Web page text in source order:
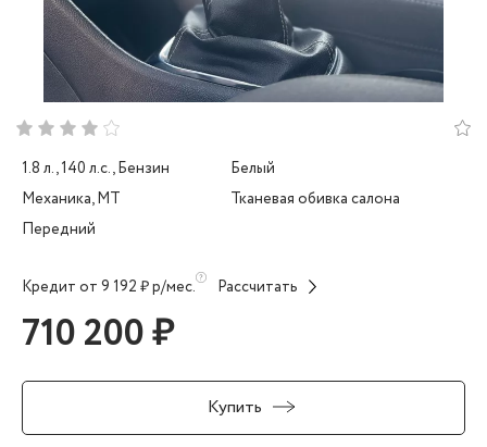
1.8 л., 140 л.с., Бензин
Механика, MT
Передний
Белый
Тканевая обивка салона
Кредит от 9 192 ₽ р/мес. Рассчитать
710 200 ₽
Купить